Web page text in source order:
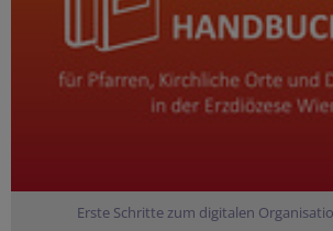
Erste Schritte zum digitalen